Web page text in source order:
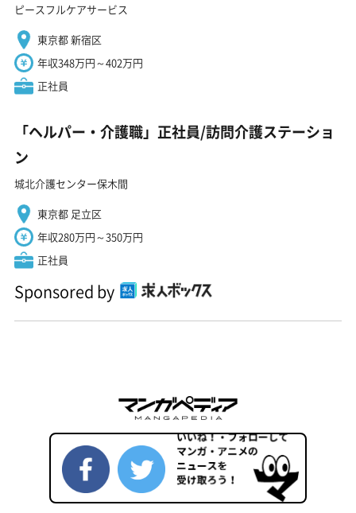
ピースフルケアサービス
東京都 新宿区
年収348万円～402万円
正社員
「ヘルパー・介護職」正社員/訪問介護ステーショ
ン
城北介護センター保木間
東京都 足立区
年収280万円～350万円
正社員
Sponsored by